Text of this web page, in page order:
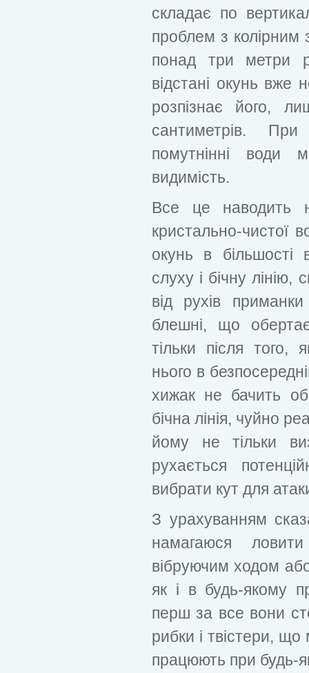
складає по
проблем з колірним
понад три метри
відстані окунь
розпізнає його,
сантиметрів.
помутнінні води
видимість.
Все це наводить
кристально-чистої
окунь в більшості
слуху і бічну
від рухів
блешні, що
тільки після того,
нього в
хижак не бачить
бічна лінія, чуйно
йому не тільки
рухається
вибрати кут для
З урахуванням
намагаюся
вібруючим ходом
як і в будь-якому
перш за все вони
рибки і твістери,
працюють при будь-